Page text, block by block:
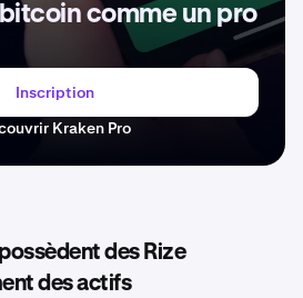
comme un pro
Inscription
Kraken Pro
des Rize
des actifs